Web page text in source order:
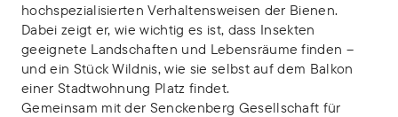
hochspezialisierten Verhaltensweisen der Bienen.
Dabei zeigt er, wie wichtig es ist, dass Insekten
geeignete Landschaften und Lebensräume finden –
und ein Stück Wildnis, wie sie selbst auf dem Balkon
einer Stadtwohnung Platz findet.
Gemeinsam mit der Senckenberg Gesellschaft für